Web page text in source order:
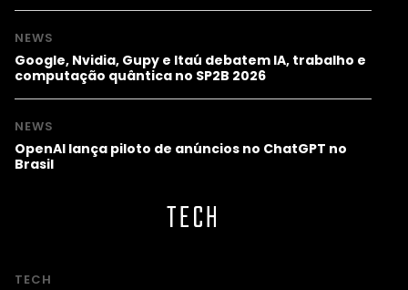
NEWS
Google, Nvidia, Gupy e Itaú debatem IA, trabalho e
computação quântica no SP2B 2026
NEWS
OpenAI lança piloto de anúncios no ChatGPT no
Brasil
TECH
TECH